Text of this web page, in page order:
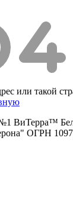
или такой
ВиТерра™
ОГРН